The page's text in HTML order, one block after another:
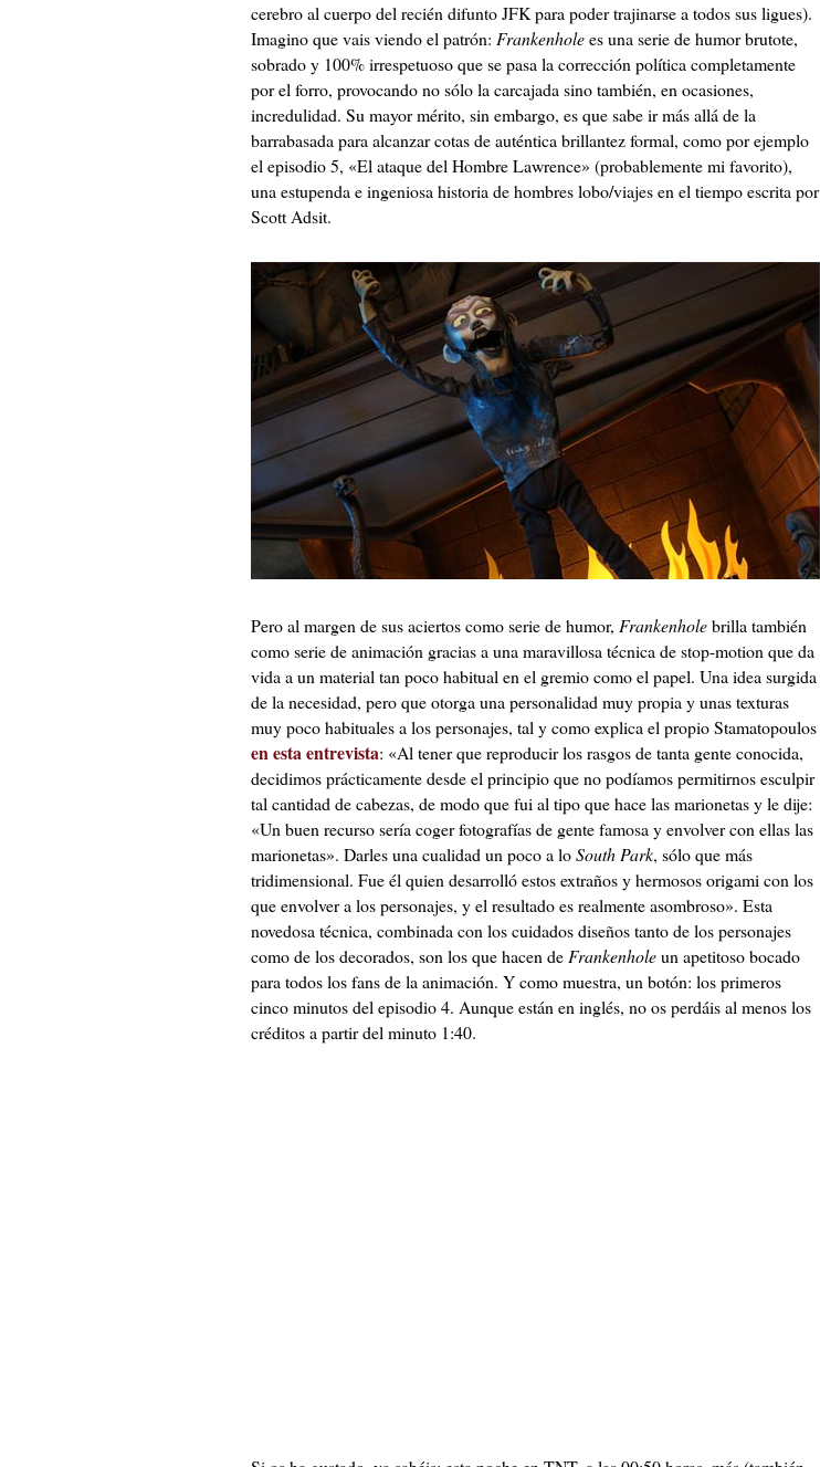
cerebro al cuerpo del recién difunto JFK para poder trajinarse a todos sus ligues).
Imagino que vais viendo el patrón: Frankenholees una serie de humor brutote,
sobrado y 100% irrespetuoso que se pasa la corrección política completamente
por el forro, provocando no sólo la carcajada sino también, en ocasiones,
incredulidad. Su mayor mérito, sin embargo, es que sabe ir más allá de la
barrabasada para alcanzar cotas de auténtica brillantez formal, como por ejemplo
el episodio 5, «El ataque del Hombre Lawrence» (probablemente mi favorito),
una estupenda e ingeniosa historia de hombres lobo/viajes en el tiempo escrita por
Scott Adsit.
Pero al margen de sus aciertos como serie de humor, Frankenholebrilla también
como serie de animación gracias a una maravillosa técnica de stop-motion que da
vida a un material tan poco habitual en el gremio como el papel. Una idea surgida
de la necesidad, pero que otorga una personalidad muy propia y unas texturas
muy poco habituales a los personajes, tal y como explica el propio Stamatopoulos
en esta entrevista: «Al tener que reproducir los rasgos de tanta gente conocida,
decidimos prácticamente desde el principio que no podíamos permitirnos esculpir
tal cantidad de cabezas, de modo que fui al tipo que hace las marionetas y le dije:
«Un buen recurso sería coger fotografías de gente famosa y envolver con ellas las
marionetas». Darles una cualidad un poco a loSouth Park, sólo que más
tridimensional. Fue él quien desarrolló estos extraños y hermosos origami con los
que envolver a los personajes, y el resultado es realmente asombroso». Esta
novedosa técnica, combinada con los cuidados diseños tanto de los personajes
como de los decorados, son los que hacen de Frankenholeun apetitoso bocado
para todos los fans de la animación. Y como muestra, un botón: los primeros
cinco minutos del episodio 4. Aunque están en inglés, no os perdáis al menos los
créditos a partir del minuto 1:40.